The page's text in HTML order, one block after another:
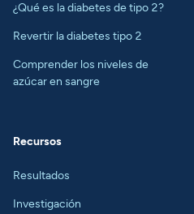
¿Qué es la diabetes de tipo 2?
Revertir la diabetes tipo 2
Comprender los niveles de
azúcar en sangre
Recursos
Resultados
Investigación